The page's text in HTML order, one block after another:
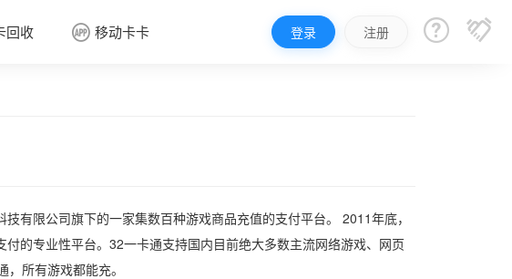
回收  移动卡卡 登录 注册  
有限公司旗下的一家集数百种游戏商品充值的支付平台。 2011年底，
的专业性平台。32一卡通支持国内目前绝大多数主流网络游戏、网页
所有游戏都能充。